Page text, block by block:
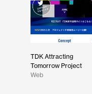
TDK Attracting
Tomorrow Project
Web